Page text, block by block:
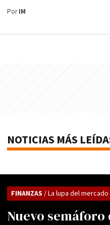
PorIM
NOTICIAS MÁS
Nuevo
FINANZAS / La lupa del mercado